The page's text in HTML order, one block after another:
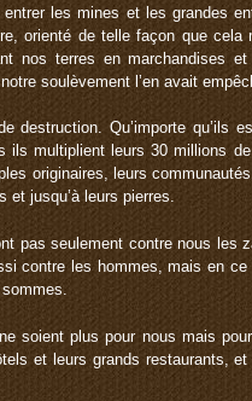
les mines et les grandes
orienté de telle façon que cela
nos terres en marchandises
soulèvement l’en avait
destruction. Qu’importe qu’ils
ils multiplient leurs 30 millions
originaires, leurs
et jusqu’à leurs pierres.
pas seulement contre nous les
contre les hommes, mais en
soient plus pour nous mais
et leurs grands restaurants,